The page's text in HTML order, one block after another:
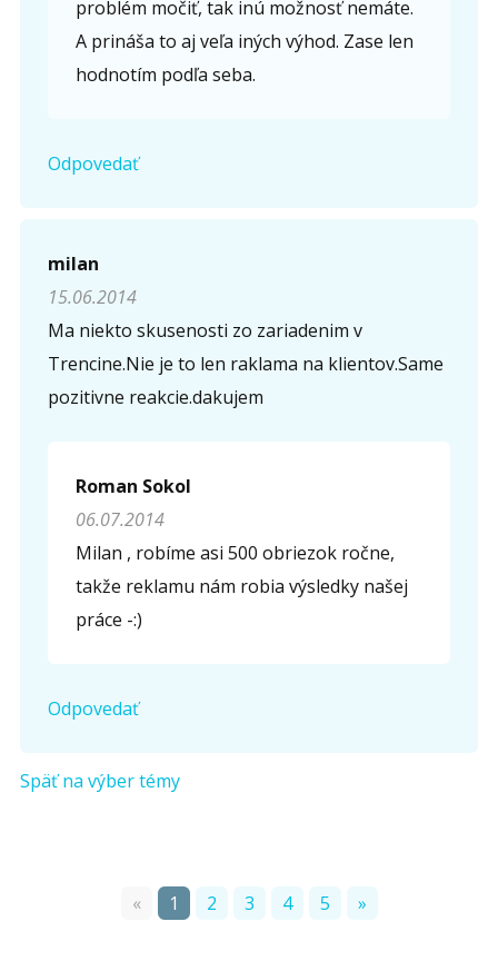
problém močiť, tak inú možnosť nemáte.
A prináša to aj veľa iných výhod. Zase len
hodnotím podľa seba.
Odpovedať
milan
15.06.2014
Ma niekto skusenosti zo zariadenim v
Trencine.Nie je to len raklama na klientov.Same
pozitivne reakcie.dakujem
Roman Sokol
06.07.2014
Milan , robíme asi 500 obriezok ročne,
takže reklamu nám robia výsledky našej
práce -:)
Odpovedať
Späť na výber témy
« 1 2 3 4 5 »